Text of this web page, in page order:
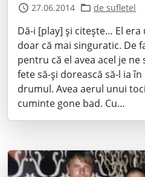
27.06.2014 de sufletel
Dă-i [play] și citește… El
doar că mai singuratic. De
pentru că el avea acel je ne
fete să-și dorească să-l ia
drumul. Avea aerul unui
cuminte gone bad. Cu…